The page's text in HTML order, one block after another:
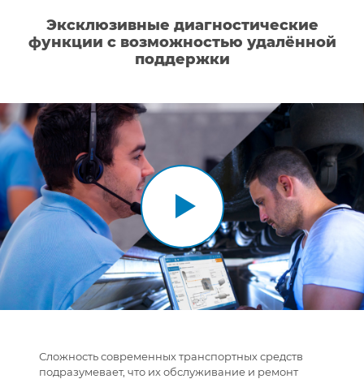
Эксклюзивные диагностические
функции с возможностью удалённой
поддержки
Сложность современных транспортных средств
подразумевает, что их обслуживание и ремонт